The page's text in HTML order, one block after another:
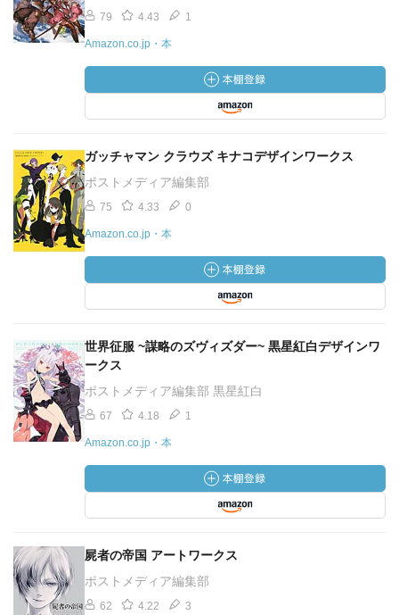
79 4.43 1
Amazon.co.jp・本
ガッチャマン クラウズ キナコデザインワークス
ポストメディア編集部
75 4.33 0
Amazon.co.jp・本
世界征服 ~謀略のズヴィズダー~ 黒星紅白デザインワ
ークス
ポストメディア編集部 黒星紅白
67 4.18 1
Amazon.co.jp・本
屍者の帝国 アートワークス
ポストメディア編集部
62 4.22 3